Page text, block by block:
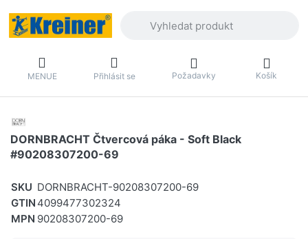
MENUE Přihlásit se Požadavky Košík
DORNBRACHT Čtvercová páka - Soft Black
#90208307200-69
SKU DORNBRACHT-90208307200-69
GTIN 4099477302324
MPN 90208307200-69